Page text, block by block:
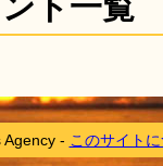
- このサイト